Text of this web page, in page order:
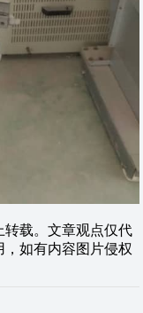
转载。文章观点仅代
如有内容图片侵权